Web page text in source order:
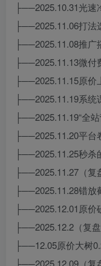
├──2025.10.31光速
├──2025.11.06打法
├──2025.11.08推广
├──2025.11.13微付
├──2025.11.15原价
├──2025.11.19系统
├──2025.11.19“全
├──2025.11.20平台
├──2025.11.25秒杀
├──2025.11.27（复
├──2025.11.28错放
├──2025.12.01原价
├──2025.12.2（复
├──12.05原价大树
├──2025.12.09（复